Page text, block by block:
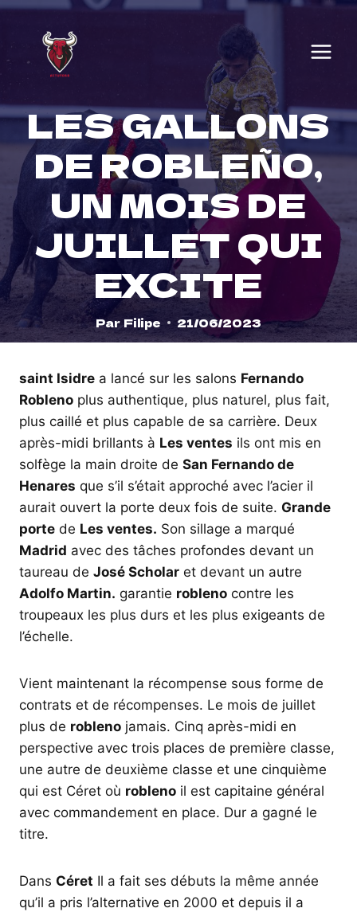
Skip
content
LES GALLONS
DE ROBLEÑO,
UN MOIS DE
JUILLET QUI
EXCITE
Par Filipe 21/06/2023
saint Isidre a lancé sur les salons Fernando
Robleno plus authentique, plus naturel, plus fait,
plus caillé et plus capable de sa carrière. Deux
après-midi brillants à Les ventes ils ont mis en
solfège la main droite de San Fernando de
Henares que s’il s’était approché avec l’acier il
aurait ouvert la porte deux fois de suite. Grande
porte de Les ventes. Son sillage a marqué
Madrid avec des tâches profondes devant un
taureau de José Scholar et devant un autre
Adolfo Martin. garantie robleno contre les
troupeaux les plus durs et les plus exigeants de
l’échelle.
Vient maintenant la récompense sous forme de
contrats et de récompenses. Le mois de juillet
plus de robleno jamais. Cinq après-midi en
perspective avec trois places de première classe,
une autre de deuxième classe et une cinquième
qui est Céret où robleno il est capitaine général
avec commandement en place. Dur a gagné le
titre.
Dans Céret Il a fait ses débuts la même année
qu’il a pris l’alternative en 2000 et depuis il a